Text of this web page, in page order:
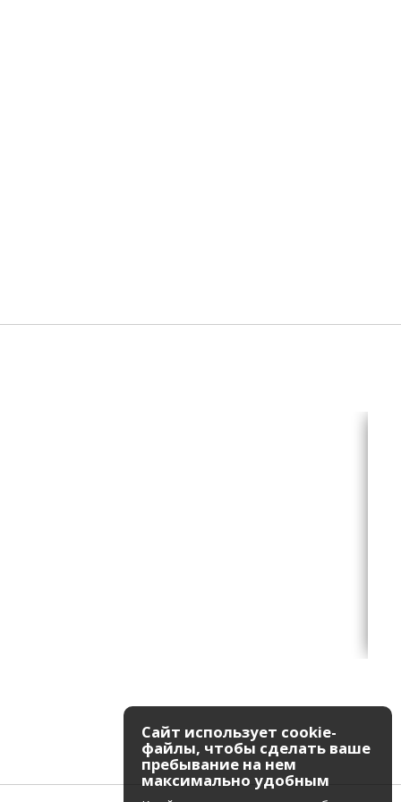
Сайт использует cookie-
файлы, чтобы сделать ваше
пребывание на нем
максимально удобным